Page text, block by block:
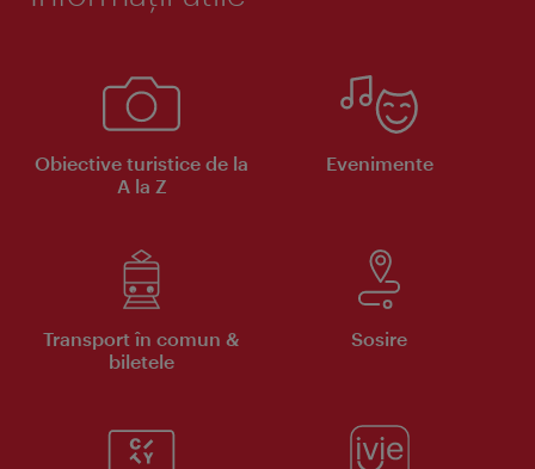
Obiective turistice de la
A la Z
Evenimente
Transport în comun &
biletele
Sosire